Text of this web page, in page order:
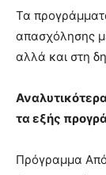
show.desi
xxx
lyons
you
the
pain.
Τα
απασχόλησης
αλλά και στη
τα εξής
Πρόγραμμα